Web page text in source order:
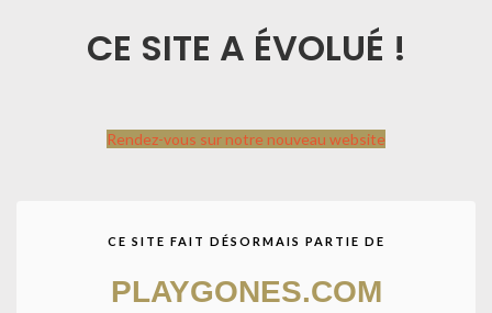
CE SITE A ÉVOLUÉ !
Rendez-vous sur notre nouveau website
CE SITE FAIT DÉSORMAIS PARTIE DE
PLAYGONES.COM